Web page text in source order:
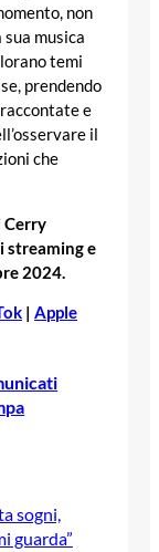
non
musica
temi
prendendo
e
il
che
Cerry
streaming e
2024.
Apple
sogni,
guarda”